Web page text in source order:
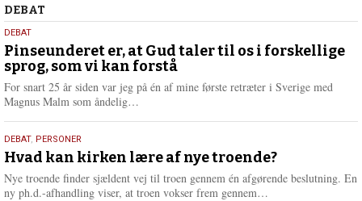
Debat
DEBAT
5.
august
2026
DEBAT
Pinseunderet er, at Gud taler til os i forskellige
sprog, som vi kan forstå
For snart 25 år siden var jeg på én af mine første retræter i Sverige med
Magnus Malm som åndelig…
e
r
e
25.
juli
2026
DEBAT, PERSONER
Hvad kan kirken lære af nye troende?
Nye troende finder sjældent vej til troen gennem én afgørende beslutning. En
ny ph.d.-afhandling viser, at troen vokser frem gennem…